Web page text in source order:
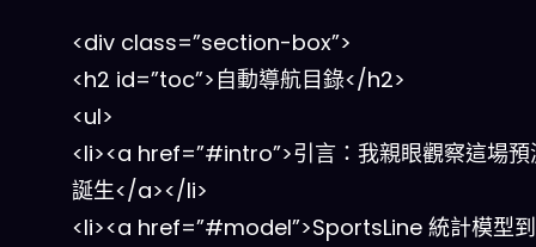
<div class=”section-box”>
<h2 id=”toc”>自動導航目錄</h2>
<ul>
<li><a href=”#intro”>引言：我親眼觀察這場預
誕生</a></li>
<li><a href=”#model”>SportsLine 統計模型